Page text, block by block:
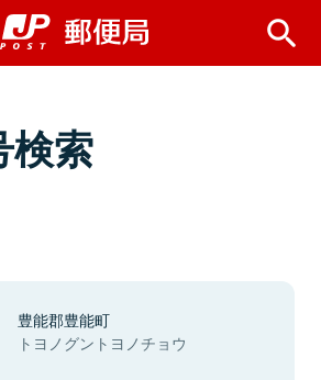
検索
豊能郡豊能町
トヨノグントヨノチョウ